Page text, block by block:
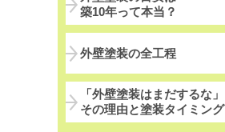
築10年って本当？
外壁塗装の全工程
「外壁塗装はまだするな」
その理由と塗装タイミング